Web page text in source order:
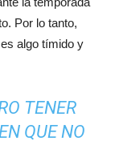
Por lo tanto,
algo tímido y
TENER
QUE NO